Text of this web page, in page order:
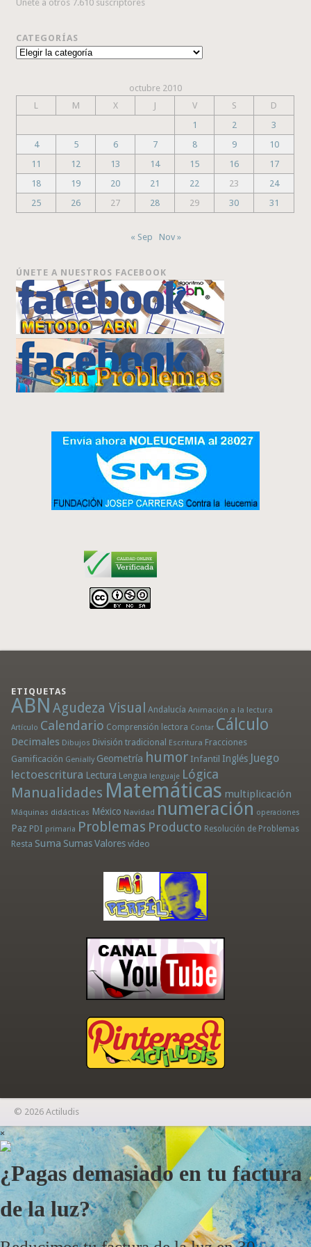
Únete a otros 7.610 suscriptores
CATEGORÍAS
Categorías
octubre 2010
L
M X J V S
D
1
2
3
4
5 6 7 8 9
10
11
12 13 14 15 16
17
18
19 20 21 22 23
24
25
26 27 28 29 30 31
« Sep Nov »
ÚNETE A NUESTROS FACEBOOK
ETIQUETAS
ABN Agudeza Visual Andalucía Animación a la lectura
Artículo Calendario Comprensión lectora Contar Cálculo
Decimales Dibujos División tradicional Escritura Fracciones
Gamificación Genially Geometría humor Infantil Inglés Juego
lectoescritura Lectura Lengua lenguaje Lógica
Manualidades Matemáticas multiplicación
Máquinas didácticas México Navidad numeración operaciones
Paz PDI primaria Problemas Producto Resolución de Problemas
Resta Suma Sumas Valores vídeo
© 2026 Actiludis
×
¿Pagas demasiado en tu factura
de la luz?